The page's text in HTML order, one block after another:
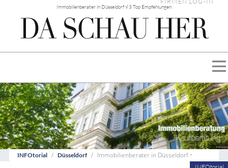
Immobilienberater in Düsseldorf √ 3 Top Empfehlungen
INFOtorial Düsseldorf
Immobilienberater in Düsseldorf •